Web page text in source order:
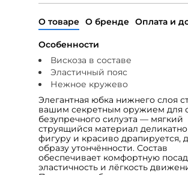
О товаре О бренде Оплата и
Особенности
Вискоза в составе
Эластичный пояс
Нежное кружево
Элегантная юбка нижнего слоя
вашим секретным оружием для
безупречного силуэта — мягкий
струящийся материал
фигуру и красиво драпируется,
образу утончённости. Состав
обеспечивает комфортную
эластичность и лёгкость